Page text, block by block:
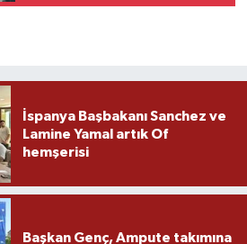
İspanya Başbakanı Sanchez ve
Lamine Yamal artık Of
hemşerisi
Başkan Genç, Ampute takımına